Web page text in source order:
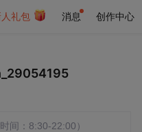
人礼包 消息 创作中心
间：8:30-22:00）